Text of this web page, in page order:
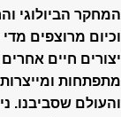
המחקר הביולוגי
וכיום מרוצפים
יצורים חיים אחרים
מתפתחות
והעולם שסביבנו.